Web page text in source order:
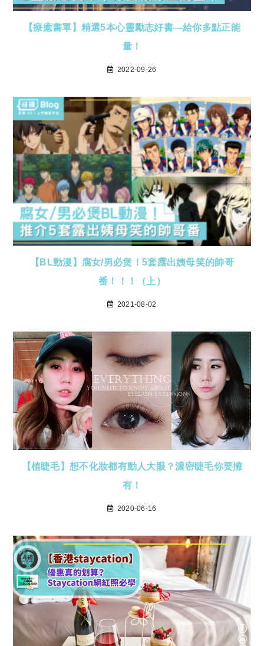
【療癒書單】精選5本心靈勵志好書—給你多點正能
量！
2022-09-26
【BL動漫】腐女/男必煲！5套露出姨母笑的帥哥
番！！！（上）
2021-08-02
【植睫毛】想不化妝都有動人大眼？濃密睫毛你要擁
有！
2020-06-16